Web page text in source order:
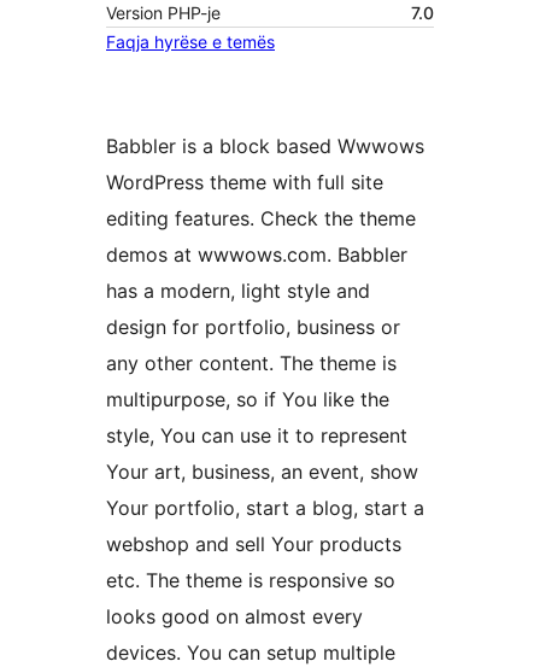
Version PHP-je
7.0
Faqja hyrëse e temës
Babbler is a block based Wwwows
WordPress theme with full site
editing features. Check the theme
demos at wwwows.com. Babbler
has a modern, light style and
design for portfolio, business or
any other content. The theme is
multipurpose, so if You like the
style, You can use it to represent
Your art, business, an event, show
Your portfolio, start a blog, start a
webshop and sell Your products
etc. The theme is responsive so
looks good on almost every
devices. You can setup multiple